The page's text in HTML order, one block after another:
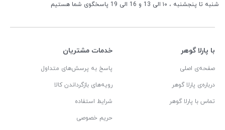
شنبه تا پنجشنبه ، ۱۰ الی 13 و 16 الی 19 پاسخگوی شما هستیم
با پارلا گوهر
صفحه‌ی اصلی
درباره‌ی پارلا گوهر
تماس با پارلا گوهر
خدمات مشتریان
پاسخ به پرسش‌های متداول
رویه‌های بازگرداندن کالا
شرایط استفاده
حریم خصوصی